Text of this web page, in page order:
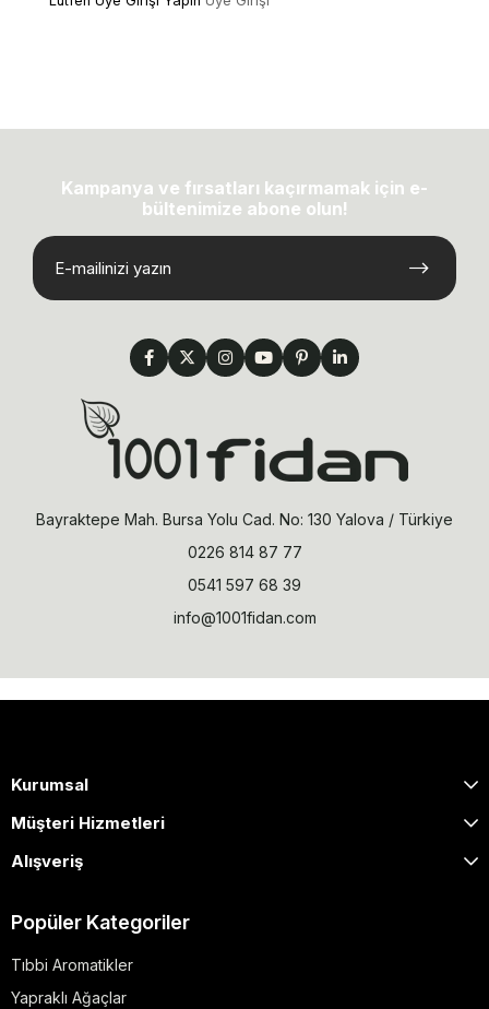
Kampanya ve fırsatları kaçırmamak için e-
bültenimize abone olun!
Bayraktepe Mah. Bursa Yolu Cad. No: 130 Yalova / Türkiye
0226 814 87 77
0541 597 68 39
info@1001fidan.com
Kurumsal
Müşteri Hizmetleri
Alışveriş
Popüler Kategoriler
Tıbbi Aromatikler
Yapraklı Ağaçlar